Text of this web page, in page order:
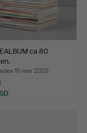
ca 80
15 mar 2025